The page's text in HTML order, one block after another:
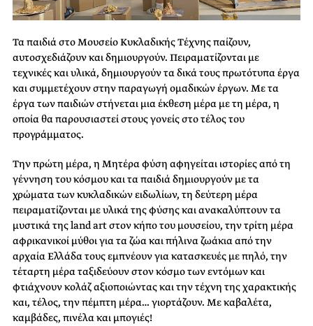
Τα παιδιά στο Μουσείο Κυκλαδικής Τέχνης παίζουν,
αυτοσχεδιάζουν και δημιουργούν. Πειραματίζονται με
τεχνικές και υλικά, δημιουργούν τα δικά τους πρωτότυπα έργα
και συμμετέχουν στην παραγωγή ομαδικών έργων. Με τα
έργα των παιδιών στήνεται μια έκθεση μέρα με τη μέρα, η
οποία θα παρουσιαστεί στους γονείς στο τέλος του
προγράμματος.
Την πρώτη μέρα, η Μητέρα φύση αφηγείται ιστορίες από τη
γέννηση του κόσμου και τα παιδιά δημιουργούν με τα
χρώματα των κυκλαδικών ειδωλίων, τη δεύτερη μέρα
πειραματίζονται με υλικά της φύσης και ανακαλύπτουν τα
μυστικά της land art στον κήπο του μουσείου, την τρίτη μέρα
αφρικανικοί μύθοι για τα ζώα και πήλινα ζωάκια από την
αρχαία Ελλάδα τους εμπνέουν για κατασκευές με πηλό, την
τέταρτη μέρα ταξιδεύουν στον κόσμο των εντόμων και
φτιάχνουν κολάζ αξιοποιώντας και την τέχνη της χαρακτικής
και, τέλος, την πέμπτη μέρα… γιορτάζουν. Με καβαλέτα,
καμβάδες, πινέλα και μπογιές!